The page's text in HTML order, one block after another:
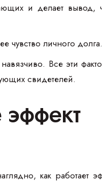
и делает вывод,
чувство личного долга.
Все эти
свидетелей.
как работает